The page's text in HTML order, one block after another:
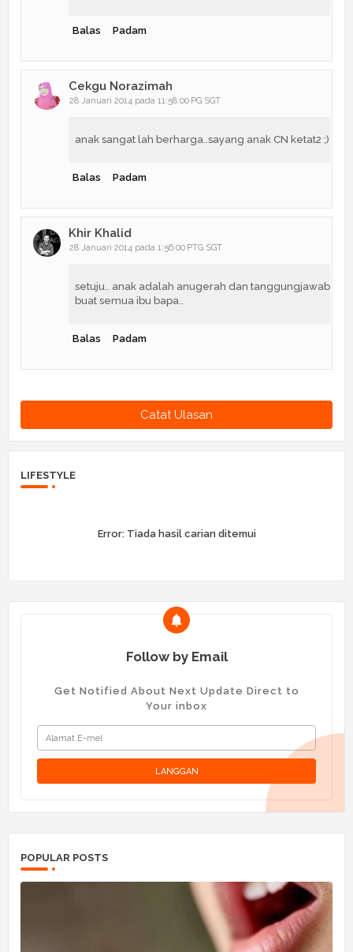
Balas Padam
Cekgu Norazimah
28 Januari 2014 pada 11:58:00 PG SGT
anak sangat lah berharga..sayang anak CN ketat2 ;)
Balas Padam
Khir Khalid
28 Januari 2014 pada 1:56:00 PTG SGT
setuju.. anak adalah anugerah dan tanggungjawab
buat semua ibu bapa..
Balas Padam
Catat Ulasan
LIFESTYLE
Error:Tiada hasil carian ditemui
Follow by Email
Get Notified About Next Update Direct to
Your inbox
POPULAR POSTS